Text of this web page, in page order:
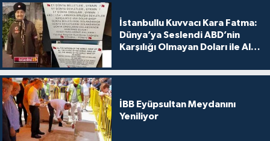
İstanbullu Kuvvacı Kara Fatma:
Dünya’ya Seslendi ABD’nin
Karşılığı Olmayan Doları ile Alış
İBB Eyüpsultan Meydanını
Yeniliyor